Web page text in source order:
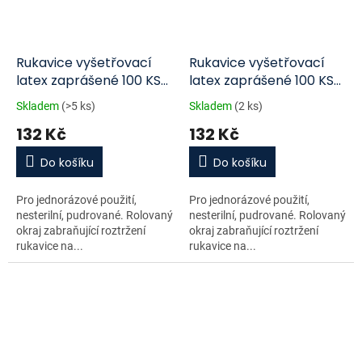
Rukavice vyšetřovací
latex zaprášené 100 KS
VEL.M
Skladem (>5 ks)
132 Kč
Do košíku
Pro jednorázové použití,
nesterilní, pudrované. Rolovaný
okraj zabraňující roztržení
rukavice na...
Rukavice vyšetřovací
latex zaprášené 100 KS
VEL.S
Skladem (2 ks)
132 Kč
Do košíku
Pro jednorázové použití,
nesterilní, pudrované. Rolovaný
okraj zabraňující roztržení
rukavice na...